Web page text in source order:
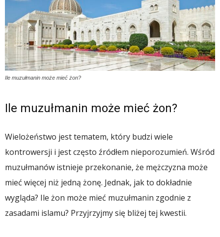
Ile muzułmanin może mieć żon?
Ile muzułmanin może mieć żon?
Wielożeństwo jest tematem, który budzi wiele
kontrowersji i jest często źródłem nieporozumień. Wśród
muzułmanów istnieje przekonanie, że mężczyzna może
mieć więcej niż jedną żonę. Jednak, jak to dokładnie
wygląda? Ile żon może mieć muzułmanin zgodnie z
zasadami islamu? Przyjrzyjmy się bliżej tej kwestii.